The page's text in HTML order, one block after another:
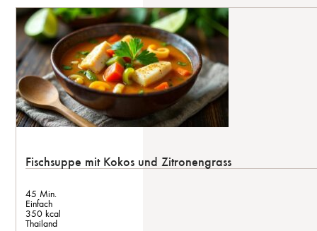
Fischsuppe mit Kokos und Zitronengrass
45 Min.
Einfach
350 kcal
Thailand